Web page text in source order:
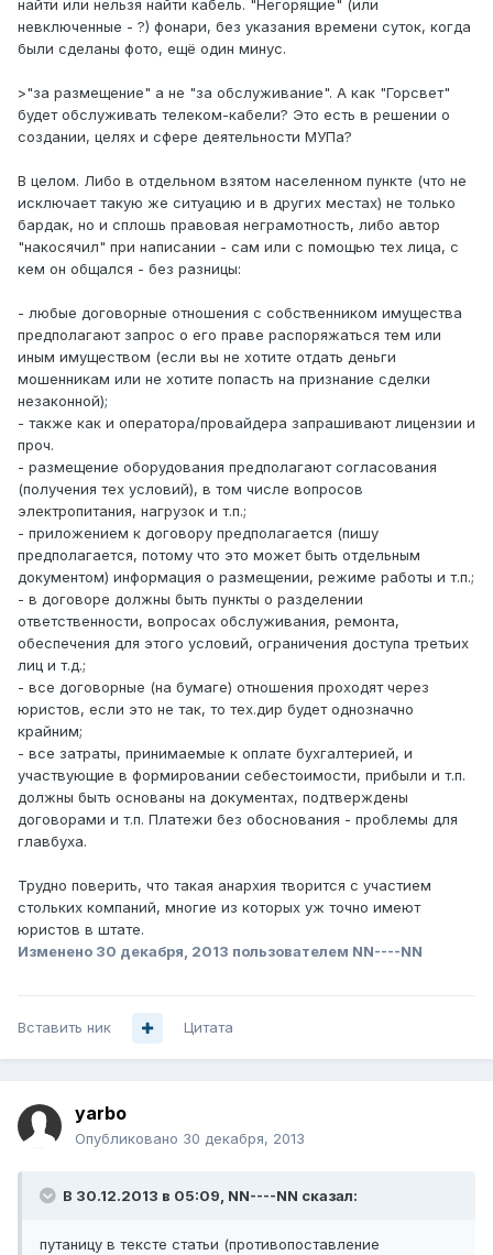
найти или нельзя найти кабель. "Негорящие" (или
невключенные - ?) фонари, без указания времени суток, когда
были сделаны фото, ещё один минус.
>"за размещение" а не "за обслуживание". А как "Горсвет"
будет обслуживать телеком-кабели? Это есть в решении о
создании, целях и сфере деятельности МУПа?
В целом. Либо в отдельном взятом населенном пункте (что не
исключает такую же ситуацию и в других местах) не только
бардак, но и сплошь правовая неграмотность, либо автор
"накосячил" при написании - сам или с помощью тех лица, с
кем он общался - без разницы:
- любые договорные отношения с собственником имущества
предполагают запрос о его праве распоряжаться тем или
иным имуществом (если вы не хотите отдать деньги
мошенникам или не хотите попасть на признание сделки
незаконной);
- также как и оператора/провайдера запрашивают лицензии и
проч.
- размещение оборудования предполагают согласования
(получения тех условий), в том числе вопросов
электропитания, нагрузок и т.п.;
- приложением к договору предполагается (пишу
предполагается, потому что это может быть отдельным
документом) информация о размещении, режиме работы и т.п.;
- в договоре должны быть пункты о разделении
ответственности, вопросах обслуживания, ремонта,
обеспечения для этого условий, ограничения доступа третьих
лиц и т.д.;
- все договорные (на бумаге) отношения проходят через
юристов, если это не так, то тех.дир будет однозначно
крайним;
- все затраты, принимаемые к оплате бухгалтерией, и
участвующие в формировании себестоимости, прибыли и т.п.
должны быть основаны на документах, подтверждены
договорами и т.п. Платежи без обоснования - проблемы для
главбуха.
Трудно поверить, что такая анархия творится с участием
стольких компаний, многие из которых уж точно имеют
юристов в штате.
Изменено 30 декабря, 2013 пользователем NN----NN
Вставить ник Цитата
yarbo
Опубликовано 30 декабря, 2013
В 30.12.2013 в 05:09, NN----NN сказал:
путаницу в тексте статьи (противопоставление